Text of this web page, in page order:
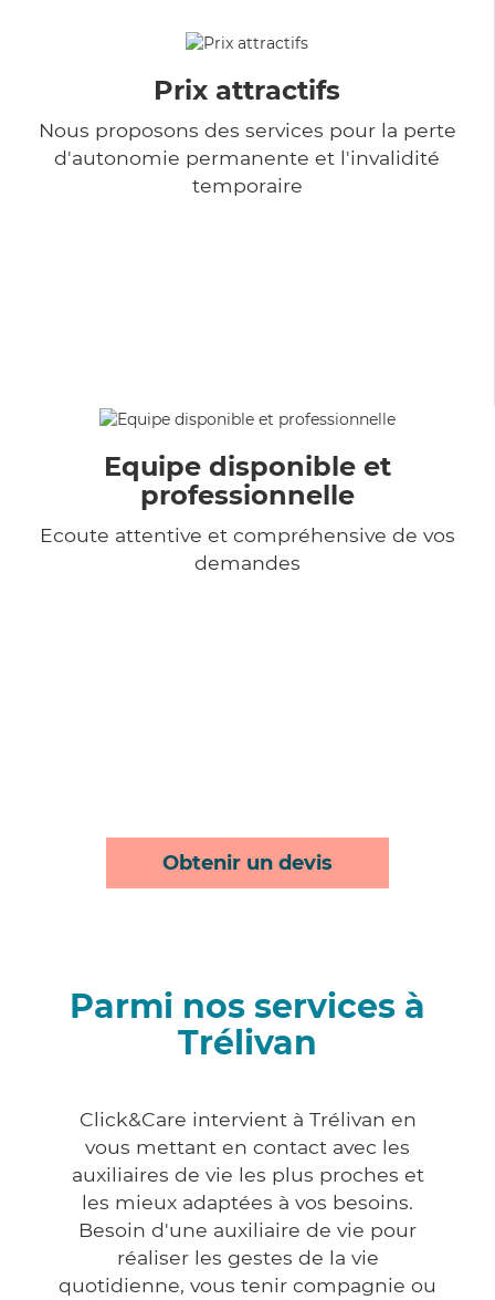
Prix attractifs
Nous proposons des services pour la perte
d'autonomie permanente et l'invalidité
temporaire
Equipe disponible et
professionnelle
Ecoute attentive et compréhensive de vos
demandes
Obtenir un devis
Parmi nos services à
Trélivan
Click&Care intervient à Trélivan en
vous mettant en contact avec les
auxiliaires de vie les plus proches et
les mieux adaptées à vos besoins.
Besoin d'une auxiliaire de vie pour
réaliser les gestes de la vie
quotidienne, vous tenir compagnie ou